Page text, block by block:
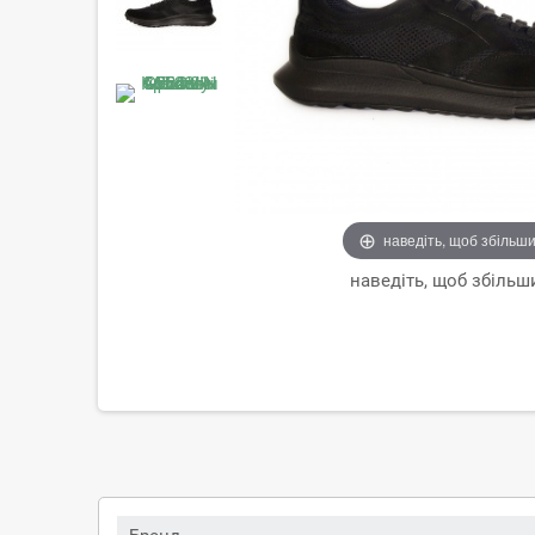
наведіть, щоб
наведіть, щоб